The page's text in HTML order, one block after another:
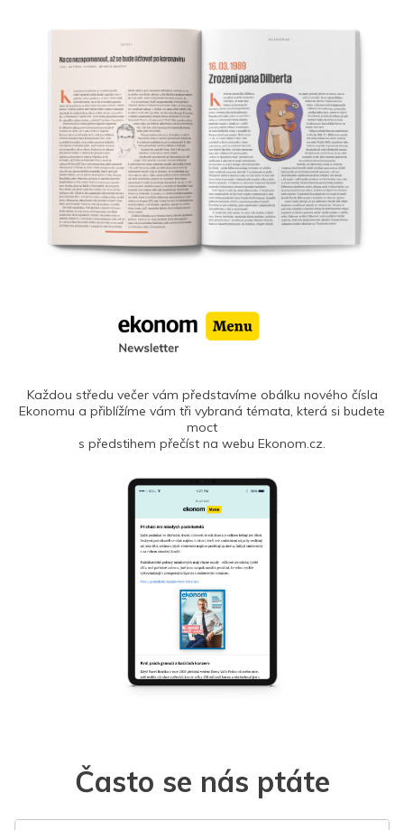
Každou středu večer vám představíme obálku nového čísla
Ekonomu a přiblížíme vám tři vybraná témata, která si budete
moct
s předstihem přečíst na webu Ekonom.cz.
Často se nás ptáte